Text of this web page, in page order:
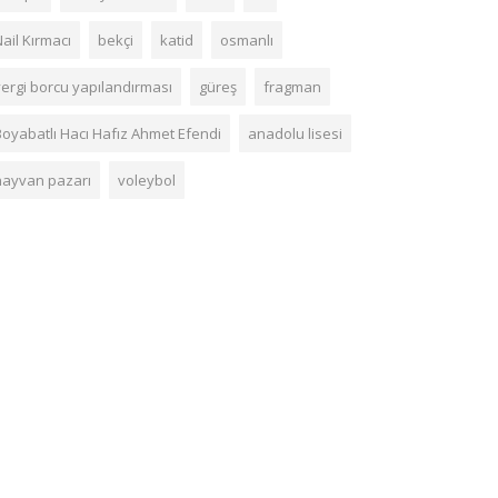
Kırmacı bekçi katid osmanlı
borcu yapılandırması güreş fragman
Hacı Hafız Ahmet Efendi anadolu lisesi
pazarı voleybol